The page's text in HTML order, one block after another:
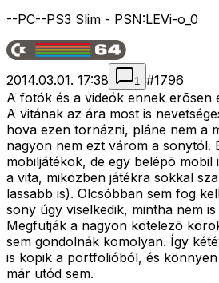
--PC--PS3 Slim - PSN:LEVi-o_0
2014.03.01. 17:38 1 #1796
A fotók és a videók ennek erõsen
A vitának az ára most is
hova ezen tornázni, pláne nem a
nagyon nem ezt várom a sonytól.
mobiljátékok, de egy belépõ mobil
a vita, miközben játékra sokkal
lassabb is). Olcsóbban sem fog
sony úgy viselkedik, mintha nem
Megfutják a nagyon kötelezõ
sem gondolnák komolyan. Így
is kopik a portfolióból, és
már utód sem.